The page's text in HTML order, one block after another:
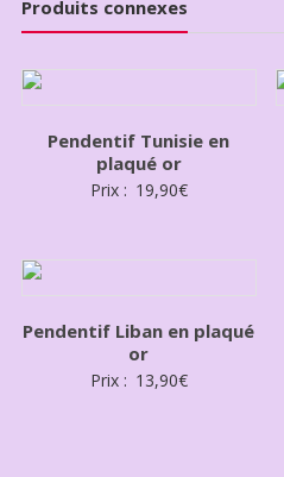
Produits connexes
Pendentif Tunisie en
plaqué or
Prix : 19,90€
Pendentif Liban en plaqué
or
Prix : 13,90€